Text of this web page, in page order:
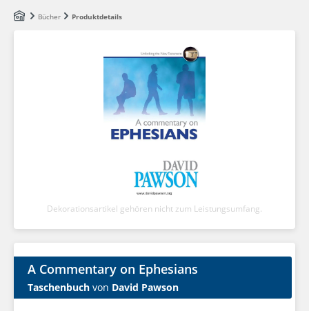
Zum Hauptinhalt springen
Bücher Produktdetails
Dekorationsartikel gehören nicht zum Leistungsumfang.
A Commentary on Ephesians
Taschenbuch von David Pawson